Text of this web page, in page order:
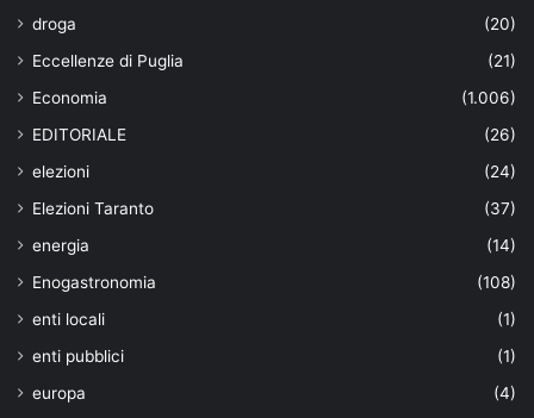
droga
(20)
Eccellenze di Puglia
(21)
Economia
(1.006)
EDITORIALE
(26)
elezioni
(24)
Elezioni Taranto
(37)
energia
(14)
Enogastronomia
(108)
enti locali
(1)
enti pubblici
(1)
europa
(4)